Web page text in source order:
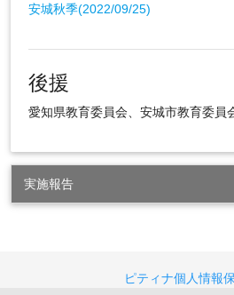
安城秋季(2022/09/25)
後援
愛知県教育委員会、安城市教育委員
実施報告
ピティナ個人情報